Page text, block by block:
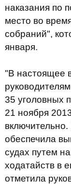
наказания по
место во
собраний",
января.
"В настоящее
35 уголовных
21 ноября
включительно.
обеспечила
судах путем
ходатайств в
отметила